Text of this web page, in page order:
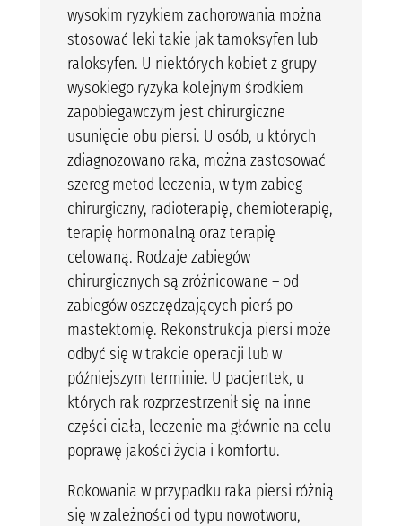
wysokim ryzykiem zachorowania można
stosować leki takie jak tamoksyfen lub
raloksyfen. U niektórych kobiet z grupy
wysokiego ryzyka kolejnym środkiem
zapobiegawczym jest chirurgiczne
usunięcie obu piersi. U osób, u których
zdiagnozowano raka, można zastosować
szereg metod leczenia, w tym zabieg
chirurgiczny, radioterapię, chemioterapię,
terapię hormonalną oraz terapię
celowaną. Rodzaje zabiegów
chirurgicznych są zróżnicowane – od
zabiegów oszczędzających pierś po
mastektomię. Rekonstrukcja piersi może
odbyć się w trakcie operacji lub w
późniejszym terminie. U pacjentek, u
których rak rozprzestrzenił się na inne
części ciała, leczenie ma głównie na celu
poprawę jakości życia i komfortu.
Rokowania w przypadku raka piersi różnią
się w zależności od typu nowotworu,